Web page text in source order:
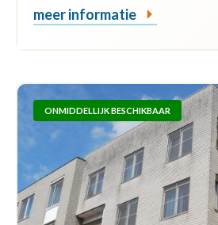
meer informatie
ONMIDDELLIJK BESCHIKBAAR